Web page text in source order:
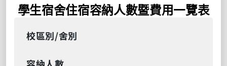
學生宿舍住宿容納人數暨費用一覽表
校區別/舍別
容納人數